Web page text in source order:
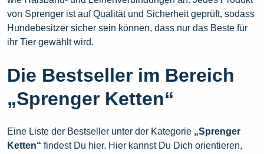
von Sprenger ist auf Qualität und Sicherheit geprüft, sodass
Hundebesitzer sicher sein können, dass nur das Beste für
ihr Tier gewählt wird.
Die Bestseller im Bereich
„Sprenger Ketten“
Eine Liste der Bestseller unter der Kategorie „Sprenger
Ketten“ findest Du hier. Hier kannst Du Dich orientieren,